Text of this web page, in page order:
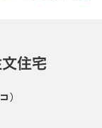
）